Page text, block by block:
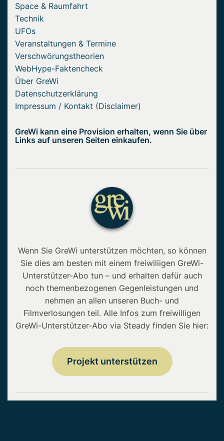
Space & Raumfahrt
Technik
UFOs
Veranstaltungen & Termine
Verschwörungstheorien
WebHype-Faktencheck
Über GreWi
Datenschutzerklärung
Impressum / Kontakt (Disclaimer)
GreWi kann eine Provision erhalten, wenn Sie über
Links auf unseren Seiten einkaufen.
Wenn Sie GreWi unterstützen möchten, so können
Sie dies am besten mit einem freiwiliigen GreWi-
Unterstützer-Abo tun – und erhalten dafür auch
noch themenbezogenen Gegenleistungen und
nehmen an allen unseren Buch- und
Filmverlosungen teil. Alle Infos zum freiwilligen
GreWi-Unterstützer-Abo via Steady finden Sie hier:
Projekt unterstützen